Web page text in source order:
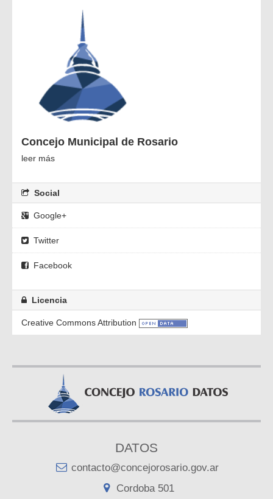
Concejo Municipal de Rosario
leer más
Social
Google+
Twitter
Facebook
Licencia
Creative Commons Attribution
DATOS
contacto@concejorosario.gov.ar
Cordoba 501